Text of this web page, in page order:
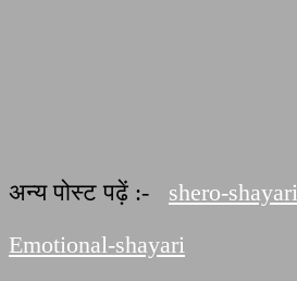
अन्य पोस्ट पढ़ें :- shero-shayari
Emotional-shayari